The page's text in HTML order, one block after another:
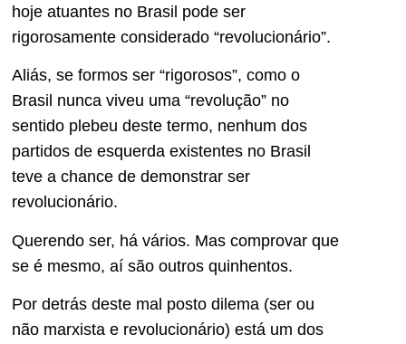
hoje atuantes no Brasil pode ser
rigorosamente considerado “revolucionário”.
Aliás, se formos ser “rigorosos”, como o
Brasil nunca viveu uma “revolução” no
sentido plebeu deste termo, nenhum dos
partidos de esquerda existentes no Brasil
teve a chance de demonstrar ser
revolucionário.
Querendo ser, há vários. Mas comprovar que
se é mesmo, aí são outros quinhentos.
Por detrás deste mal posto dilema (ser ou
não marxista e revolucionário) está um dos